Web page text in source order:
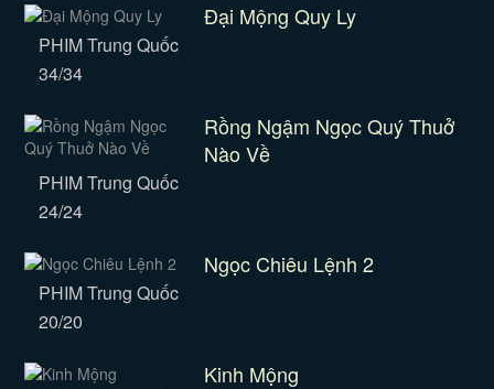
Đại Mộng Quy Ly
PHIM Trung Quốc
34/34
Rồng Ngậm Ngọc Quý Thuở
Nào Về
PHIM Trung Quốc
24/24
Ngọc Chiêu Lệnh 2
PHIM Trung Quốc
20/20
Kinh Mộng